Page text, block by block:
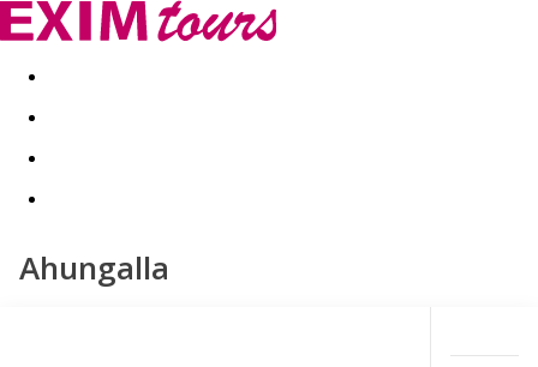
Akční nabídky Last minute
Ahungalla